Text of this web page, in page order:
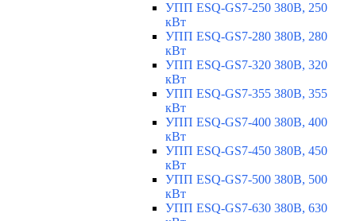
УПП ESQ-GS7-250 380В, 250
кВт
УПП ESQ-GS7-280 380В, 280
кВт
УПП ESQ-GS7-320 380В, 320
кВт
УПП ESQ-GS7-355 380В, 355
кВт
УПП ESQ-GS7-400 380В, 400
кВт
УПП ESQ-GS7-450 380В, 450
кВт
УПП ESQ-GS7-500 380В, 500
кВт
УПП ESQ-GS7-630 380В, 630